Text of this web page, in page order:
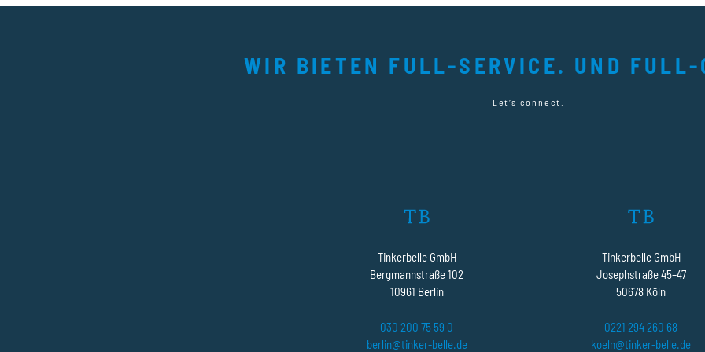
WIR BIETEN FULL-SERVICE. UND FULL-
Let’s connect.
Tinkerbelle GmbH
Bergmannstraße 102
10961 Berlin
030 200 75 59 0
berlin@tinker-belle.de
Tinkerbelle GmbH
Josephstraße 45–47
50678 Köln
0221 294 260 68
koeln@tinker-belle.de